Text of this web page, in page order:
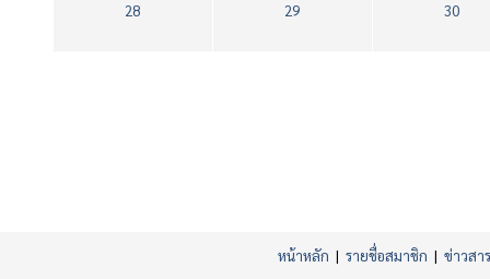
28 29 30
หน้าหลัก | รายชื่อสมาชิก | ข่าวสาร